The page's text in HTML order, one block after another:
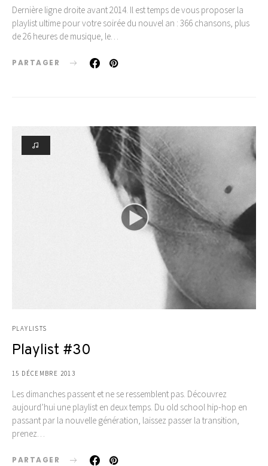
Dernière ligne droite avant 2014. Il est temps de vous proposer la
playlist ultime pour votre soirée du nouvel an : 366 chansons, plus
de 26 heures de musique, le…
PARTAGER
PLAYLISTS
Playlist #30
15 DÉCEMBRE 2013
Les dimanches passent et ne se ressemblent pas. Découvrez
aujourd’hui une playlist en deux temps. Du old school hip-hop en
passant par la nouvelle génération, laissez passer la transition,
prenez…
PARTAGER